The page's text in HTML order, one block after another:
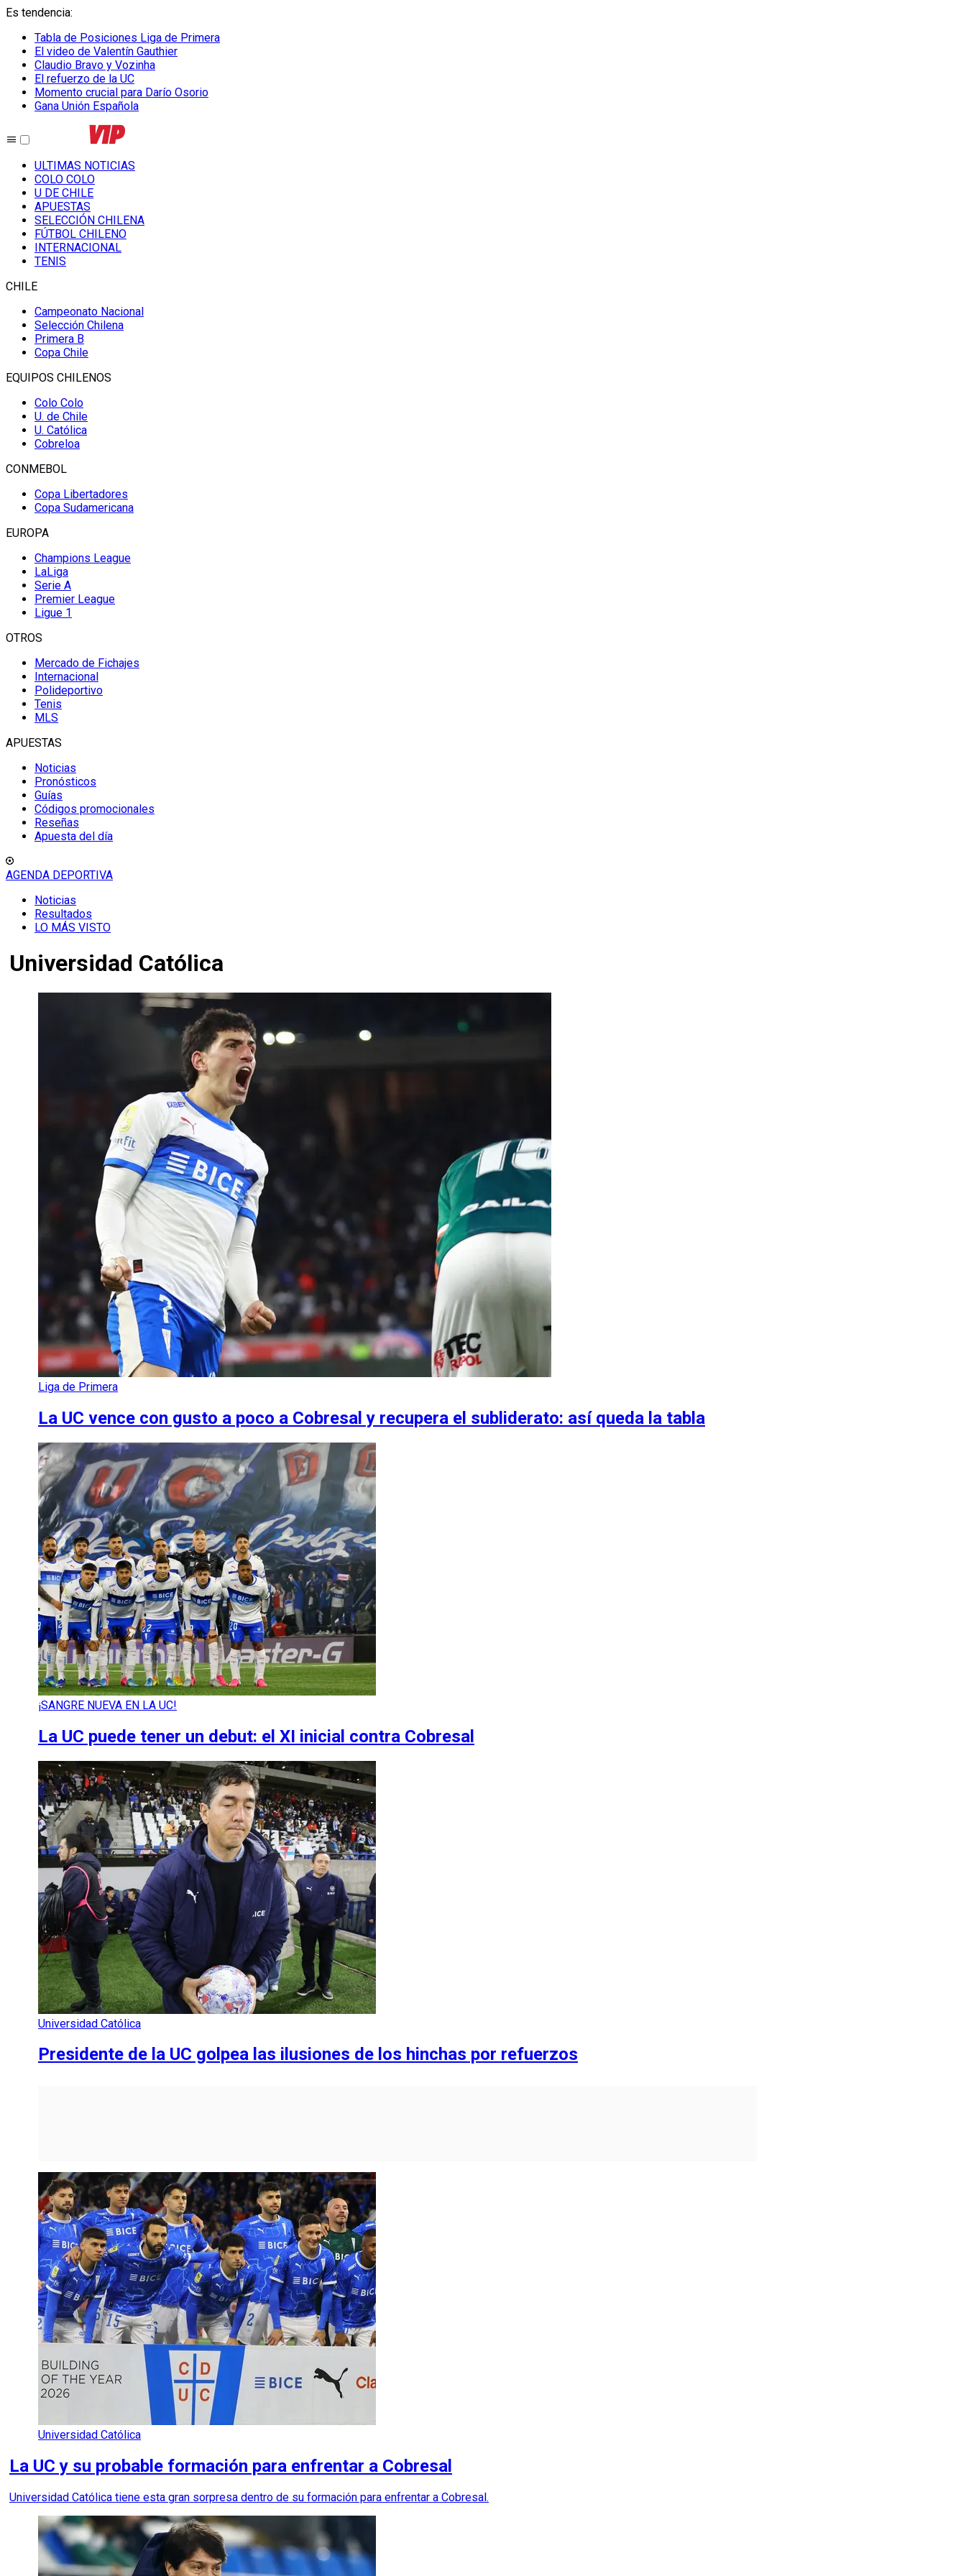
Es tendencia:
Tabla de Posiciones Liga de Primera
El video de Valentín Gauthier
Claudio Bravo y Vozinha
El refuerzo de la UC
Momento crucial para Darío Osorio
Gana Unión Española
ULTIMAS NOTICIAS
COLO COLO
U DE CHILE
APUESTAS
SELECCIÓN CHILENA
FÚTBOL CHILENO
INTERNACIONAL
TENIS
CHILE
Campeonato Nacional
Selección Chilena
Primera B
Copa Chile
EQUIPOS CHILENOS
Colo Colo
U. de Chile
U. Católica
Cobreloa
CONMEBOL
Copa Libertadores
Copa Sudamericana
EUROPA
Champions League
LaLiga
Serie A
Premier League
Ligue 1
OTROS
Mercado de Fichajes
Internacional
Polideportivo
Tenis
MLS
APUESTAS
Noticias
Pronósticos
Guías
Códigos promocionales
Reseñas
Apuesta del día
AGENDA DEPORTIVA
Noticias
Resultados
LO MÁS VISTO
Universidad Católica
Liga de Primera
La UC vence con gusto a poco a Cobresal y recupera el subliderato: así queda la tabla
¡SANGRE NUEVA EN LA UC!
La UC puede tener un debut: el XI inicial contra Cobresal
Universidad Católica
Presidente de la UC golpea las ilusiones de los hinchas por refuerzos
Universidad Católica
La UC y su probable formación para enfrentar a Cobresal
Universidad Católica tiene esta gran sorpresa dentro de su formación para enfrentar a Cobresal.